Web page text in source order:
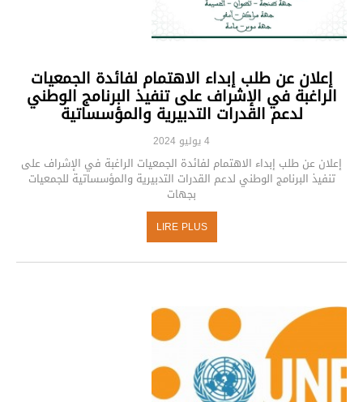
إعلان عن طلب إبداء الاهتمام لفائدة الجمعيات
الراغبة في الإشراف على تنفيذ البرنامج الوطني
لدعم القدرات التدبيرية والمؤسساتية
4 يوليو 2024
إعلان عن طلب إبداء الاهتمام لفائدة الجمعيات الراغبة في الإشراف على
تنفيذ البرنامج الوطني لدعم القدرات التدبيرية والمؤسساتية للجمعيات
بجهات
LIRE PLUS